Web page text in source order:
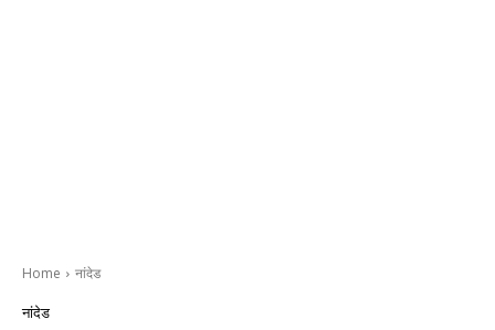
Home नांदेड
नांदेड